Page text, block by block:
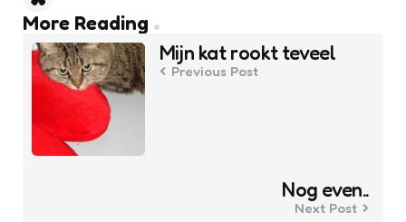
More Reading
Post
navigation
Mijn kat rookt teveel
Previous Post
Nog even..
Next Post